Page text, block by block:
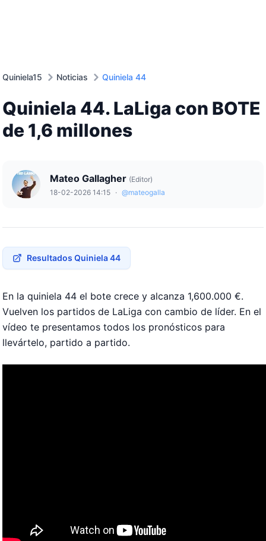
Quiniela15 Noticias Quiniela 44
Quiniela 44. LaLiga con BOTE
de 1,6 millones
Mateo Gallagher (Editor)
18-02-2026 14:15 · @mateogalla
Resultados Quiniela 44
En la quiniela 44 el bote crece y alcanza 1,600.000 €.
Vuelven los partidos de LaLiga con cambio de líder. En el
vídeo te presentamos todos los pronósticos para
llevártelo, partido a partido.